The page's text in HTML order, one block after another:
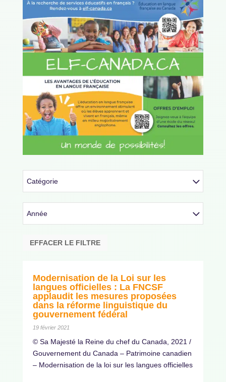
Catégorie
Année
EFFACER LE FILTRE
Modernisation de la Loi sur les
langues officielles : La FNCSF
applaudit les mesures proposées
dans la réforme linguistique du
gouvernement fédéral
19 février 2021
© Sa Majesté la Reine du chef du Canada, 2021 /
Gouvernement du Canada – Patrimoine canadien
– Modernisation de la loi sur les langues officielles